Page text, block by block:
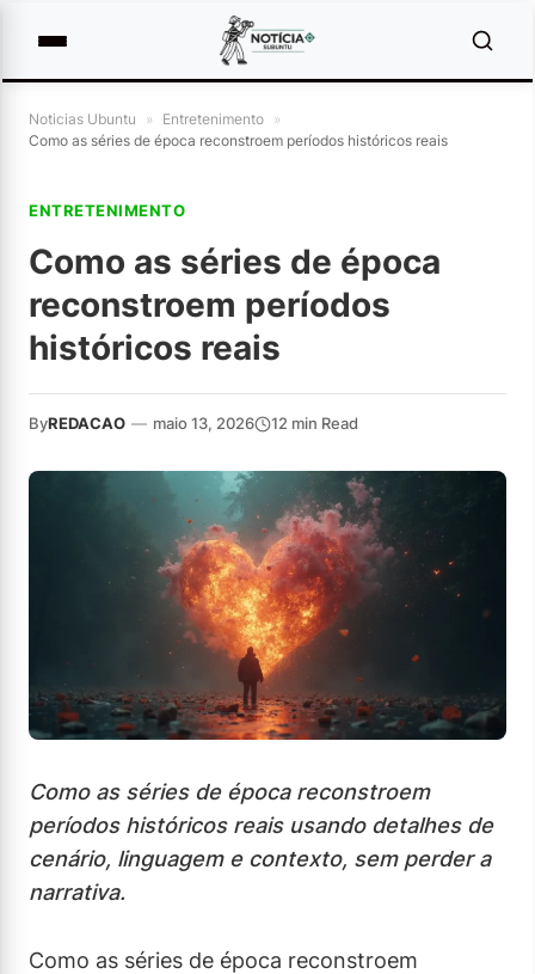
Noticias Ubuntu » Entretenimento »
Como as séries de época reconstroem períodos históricos reais
ENTRETENIMENTO
Como as séries de época
reconstroem períodos
históricos reais
ByREDACAO — maio 13, 2026 12 min Read
Como as séries de época reconstroem
períodos históricos reais usando detalhes de
cenário, linguagem e contexto, sem perder a
narrativa.
Como as séries de época reconstroem